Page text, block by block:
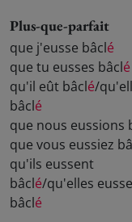
Plus-que-parfait
que j'eusse bâclé
que tu eusses bâclé
qu'il eût bâclé/
bâclé
que nous eussions
que vous eussiez
qu'ils eussent
bâclé/qu'elles
bâclé